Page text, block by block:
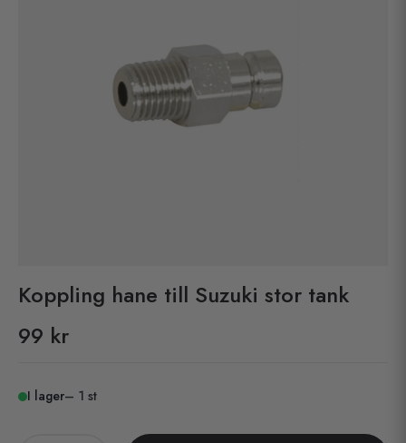
Koppling hane till Suzuki stor tank
Pris
99 kr
I lager– 1 st